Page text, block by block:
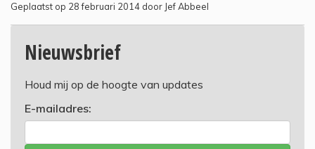
Geplaatst op 28 februari 2014 door Jef Abbeel
Nieuwsbrief
Houd mij op de hoogte van updates
E-mailadres: